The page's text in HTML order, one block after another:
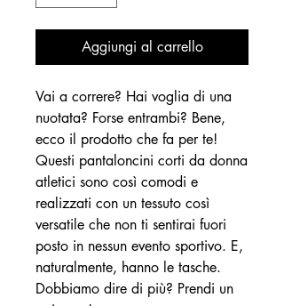
Aggiungi al carrello
Vai a correre? Hai voglia di una
nuotata? Forse entrambi? Bene,
ecco il prodotto che fa per te!
Questi pantaloncini corti da donna
atletici sono così comodi e
realizzati con un tessuto così
versatile che non ti sentirai fuori
posto in nessun evento sportivo. E,
naturalmente, hanno le tasche.
Dobbiamo dire di più? Prendi un